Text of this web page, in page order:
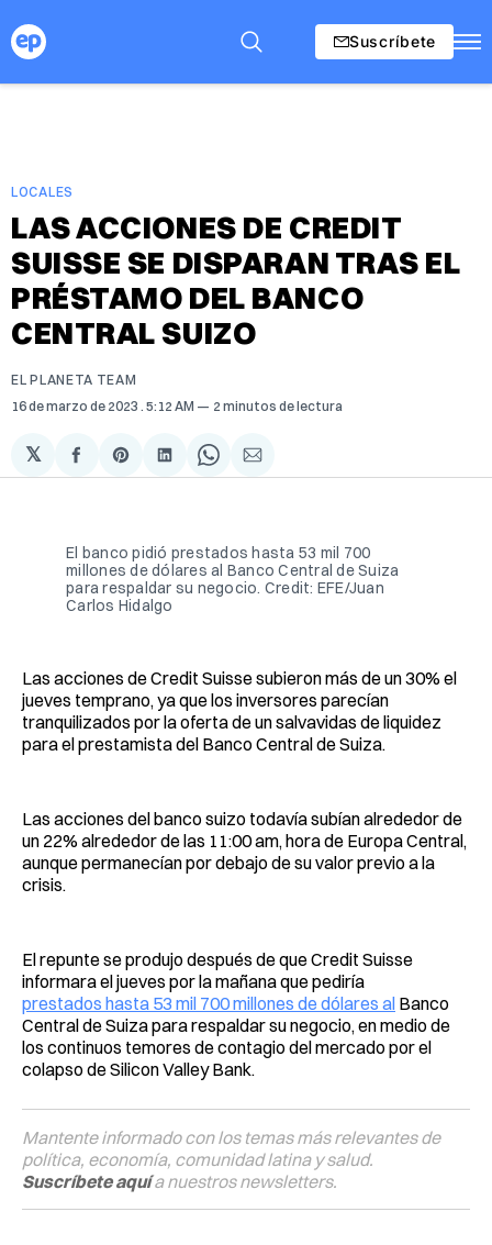
Suscríbete
LOCALES
LAS ACCIONES DE CREDIT
SUISSE SE DISPARAN TRAS EL
PRÉSTAMO DEL BANCO
CENTRAL SUIZO
EL PLANETA TEAM
16 de marzo de 2023 . 5:12 AM 2 minutos de lectura
𝕏
Compartir
en
Share
on
Compartir
en
Share
on
Compartir
via
El banco pidió prestados hasta 53 mil 700
millones de dólares al Banco Central de Suiza
para respaldar su negocio. Credit: EFE/Juan
Carlos Hidalgo
Las acciones de Credit Suisse subieron más de un 30% el
jueves temprano, ya que los inversores parecían
tranquilizados por la oferta de un salvavidas de liquidez
para el prestamista del Banco Central de Suiza.
Las acciones del banco suizo todavía subían alrededor de
un 22% alrededor de las 11:00 am, hora de Europa Central,
aunque permanecían por debajo de su valor previo a la
crisis.
El repunte se produjo después de que Credit Suisse
informara el jueves por la mañana que pediría
prestados hasta 53 mil 700 millones de dólares al Banco
Central de Suiza para respaldar su negocio, en medio de
los continuos temores de contagio del mercado por el
colapso de Silicon Valley Bank.
Mantente informado con los temas más relevantes de
política, economía, comunidad latina y salud.
Suscríbete aquía nuestros newsletters.